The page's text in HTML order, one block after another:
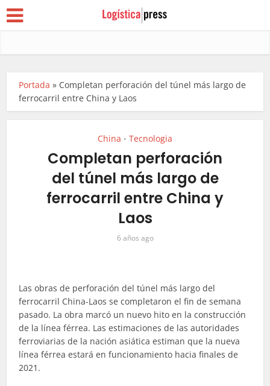
Portada » Completan perforación del túnel más largo de
ferrocarril entre China y Laos
China • Tecnologia
Completan perforación
del túnel más largo de
ferrocarril entre China y
Laos
6 años ago
Las obras de perforación del túnel más largo del
ferrocarril China-Laos se completaron el fin de semana
pasado. La obra marcó un nuevo hito en la construcción
de la línea férrea. Las estimaciones de las autoridades
ferroviarias de la nación asiática estiman que la nueva
línea férrea estará en funcionamiento hacia finales de
2021.